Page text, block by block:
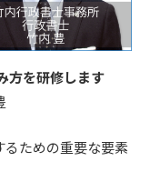
方を研修します
ための重要な要素